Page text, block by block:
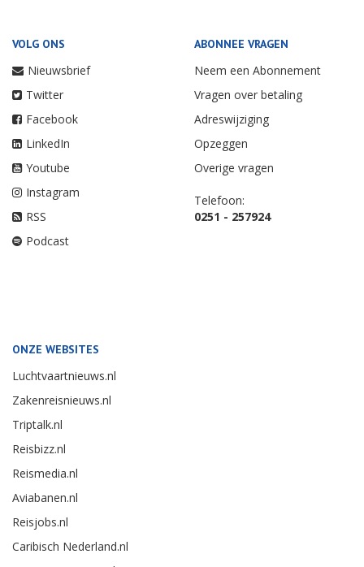
VOLG ONS
Nieuwsbrief
Twitter
Facebook
LinkedIn
Youtube
Instagram
RSS
Podcast
ABONNEE VRAGEN
Neem een Abonnement
Vragen over betaling
Adreswijziging
Opzeggen
Overige vragen
Telefoon:
0251 - 257924
ONZE WEBSITES
Luchtvaartnieuws.nl
Zakenreisnieuws.nl
Triptalk.nl
Reisbizz.nl
Reismedia.nl
Aviabanen.nl
Reisjobs.nl
Caribisch Nederland.nl